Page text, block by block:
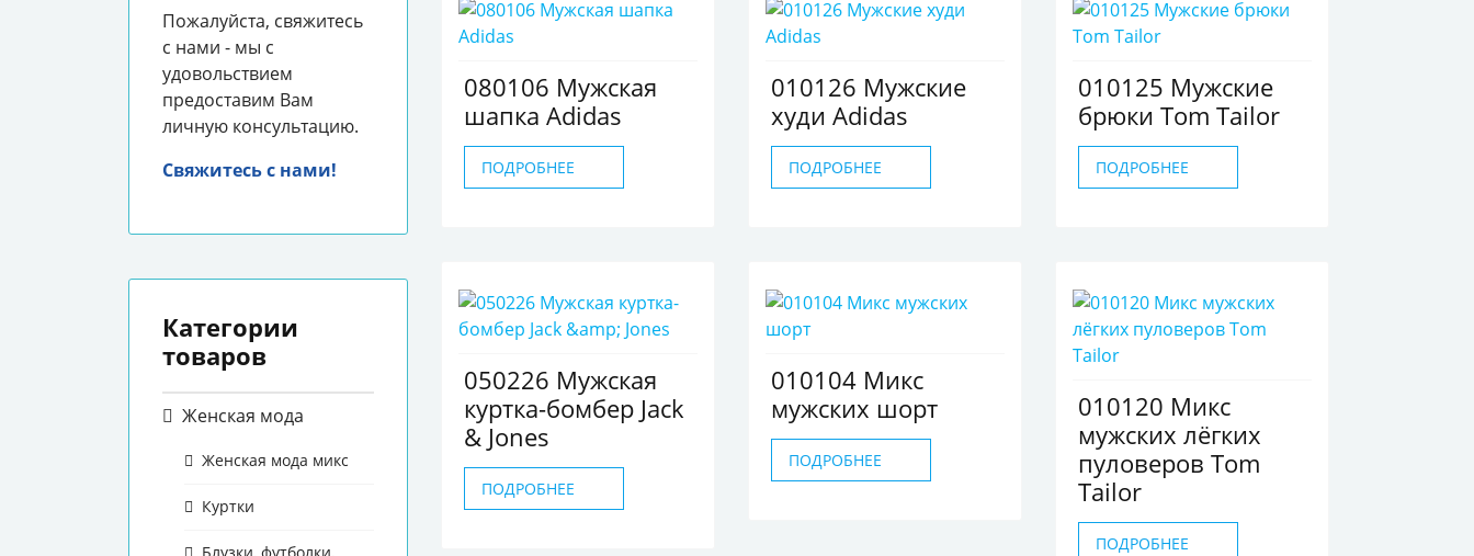
Пожалуйста, свяжитесь
с нами - мы с
удовольствием
предоставим Вам
личную консультацию.
Свяжитесь с нами!
Категории
товаров
Женская мода
Женская мода микс
Куртки
080106 Мужская
шапка Adidas
ПОДРОБНЕЕ
010126 Мужские
худи Adidas
ПОДРОБНЕЕ
010125 Мужские
брюки Tom Tailor
ПОДРОБНЕЕ
050226 Мужская
куртка-бомбер Jack
& Jones
ПОДРОБНЕЕ
010104 Микс
мужских шорт
ПОДРОБНЕЕ
010120 Микс
мужских лёгких
пуловеров Tom
Tailor
ПОДРОБНЕЕ